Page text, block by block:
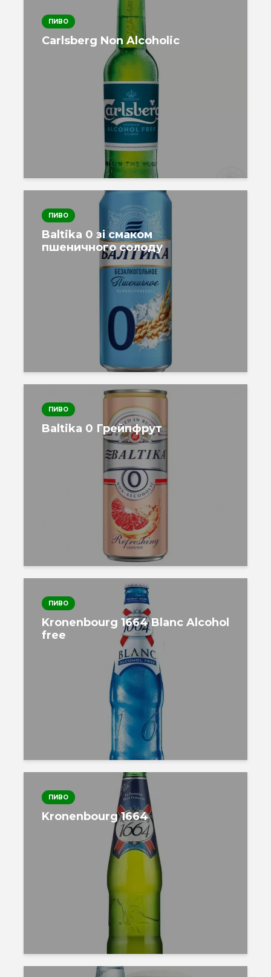
ПИВО
Carlsberg Non Alcoholic
ПИВО
Baltika 0 зі смаком
пшеничного солоду
ПИВО
Baltika 0 Грейпфрут
ПИВО
Kronenbourg 1664 Blanc Alcohol
free
ПИВО
Kronenbourg 1664